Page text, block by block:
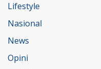
Lifestyle
Nasional
News
Opini